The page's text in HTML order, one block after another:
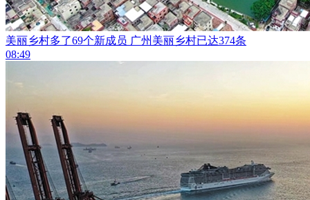
美丽乡村多了69个新成员 广州美丽乡村已达374条
08:49